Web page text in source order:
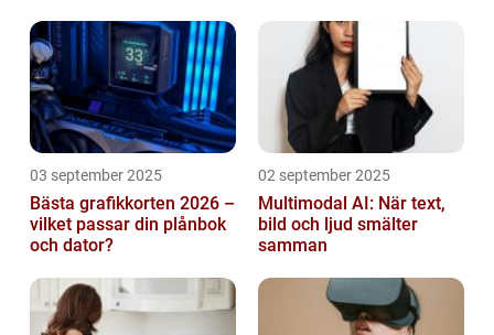
03 september 2025
Bästa grafikkorten 2026 –
vilket passar din plånbok
och dator?
02 september 2025
Multimodal AI: När text,
bild och ljud smälter
samman